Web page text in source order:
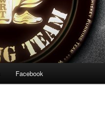
Facebook